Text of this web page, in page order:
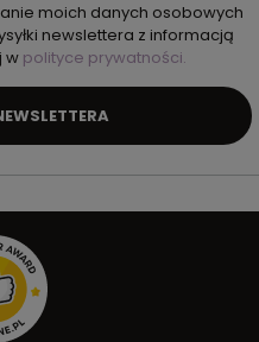
moich danych osobowych
newslettera z informacją
w polityce prywatności.